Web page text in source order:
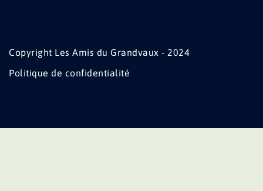
Copyright Les Amis du Grandvaux - 2024
Politique de confidentialité